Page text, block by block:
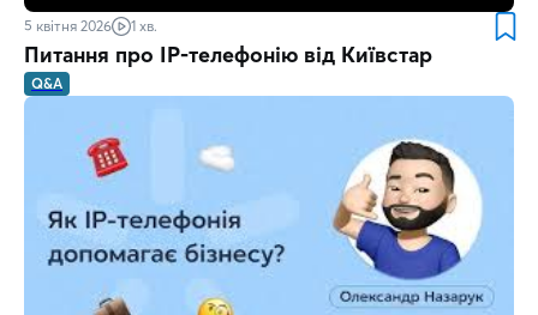
5 квітня 2026 1 хв.
Питання про IP-телефонію від Київстар
Q&A